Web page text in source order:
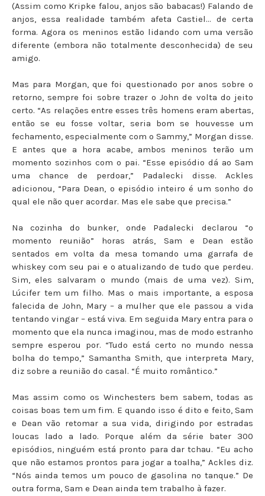
(Assim como Kripke falou, anjos são babacas!) Falando de
anjos, essa realidade também afeta Castiel... de certa
forma. Agora os meninos estão lidando com uma versão
diferente (embora não totalmente desconhecida) de seu
amigo.
Mas para Morgan, que foi questionado por anos sobre o
retorno, sempre foi sobre trazer o John de volta do jeito
certo. “As relações entre esses três homens eram abertas,
então se eu fosse voltar, seria bom se houvesse um
fechamento, especialmente com o Sammy,” Morgan disse.
E antes que a hora acabe, ambos meninos terão um
momento sozinhos com o pai. “Esse episódio dá ao Sam
uma chance de perdoar,” Padalecki disse. Ackles
adicionou, “Para Dean, o episódio inteiro é um sonho do
qual ele não quer acordar. Mas ele sabe que precisa.”
Na cozinha do bunker, onde Padalecki declarou “o
momento reunião” horas atrás, Sam e Dean estão
sentados em volta da mesa tomando uma garrafa de
whiskey com seu pai e o atualizando de tudo que perdeu.
Sim, eles salvaram o mundo (mais de uma vez). Sim,
Lúcifer tem um filho. Mas o mais importante, a esposa
falecida de John, Mary – a mulher que ele passou a vida
tentando vingar – está viva. Em seguida Mary entra para o
momento que ela nunca imaginou, mas de modo estranho
sempre esperou por. “Tudo está certo no mundo nessa
bolha do tempo,” Samantha Smith, que interpreta Mary,
diz sobre a reunião do casal. “É muito romântico.”
Mas assim como os Winchesters bem sabem, todas as
coisas boas tem um fim. E quando isso é dito e feito, Sam
e Dean vão retomar a sua vida, dirigindo por estradas
loucas lado a lado. Porque além da série bater 300
episódios, ninguém está pronto para dar tchau. “Eu acho
que não estamos prontos para jogar a toalha,” Ackles diz.
“Nós ainda temos um pouco de gasolina no tanque.” De
outra forma, Sam e Dean ainda tem trabalho à fazer.